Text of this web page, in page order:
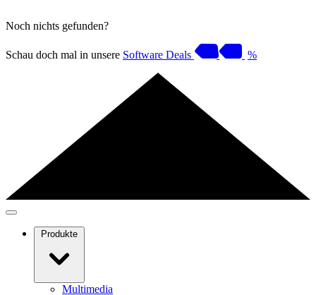
Noch nichts gefunden?
Schau doch mal in unsere Software Deals %
Produkte
Multimedia